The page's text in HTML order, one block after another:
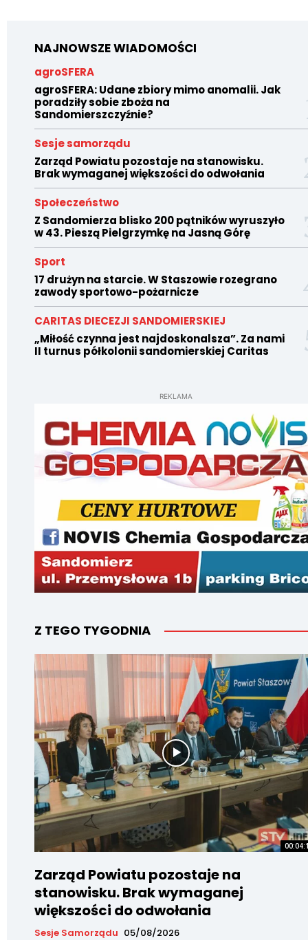
NAJNOWSZE WIADOMOŚCI
agroSFERA
agroSFERA: Udane zbiory mimo anomalii. Jak
poradziły sobie zboża na
Sandomierszczyźnie?
Sesje samorządu
Zarząd Powiatu pozostaje na stanowisku.
Brak wymaganej większości do odwołania
Społeczeństwo
Z Sandomierza blisko 200 pątników wyruszyło
w 43. Pieszą Pielgrzymkę na Jasną Górę
Sport
17 drużyn na starcie. W Staszowie rozegrano
zawody sportowo-pożarnicze
CARITAS DIECEZJI SANDOMIERSKIEJ
„Miłość czynna jest najdoskonalsza”. Za nami
II turnus półkolonii sandomierskiej Caritas
REKLAMA
Z TEGO TYGODNIA
Zarząd Powiatu pozostaje na
stanowisku. Brak wymaganej
większości do odwołania
Sesje Samorządu 05/08/2026